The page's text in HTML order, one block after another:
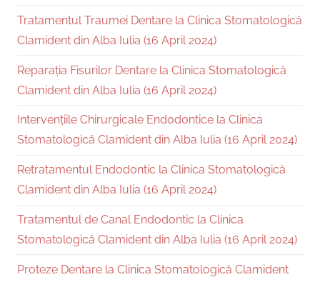
Tratamentul Traumei Dentare la Clinica Stomatologică
Clamident din Alba Iulia (16 April 2024)
Reparația Fisurilor Dentare la Clinica Stomatologică
Clamident din Alba Iulia (16 April 2024)
Intervențiile Chirurgicale Endodontice la Clinica
Stomatologică Clamident din Alba Iulia (16 April 2024)
Retratamentul Endodontic la Clinica Stomatologică
Clamident din Alba Iulia (16 April 2024)
Tratamentul de Canal Endodontic la Clinica
Stomatologică Clamident din Alba Iulia (16 April 2024)
Proteze Dentare la Clinica Stomatologică Clamident